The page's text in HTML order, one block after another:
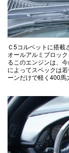
Ｃ5コルベットに搭載
オールアルミブロッ
るこのエンジンは、
によってスペックは
ーンだけで軽く400馬